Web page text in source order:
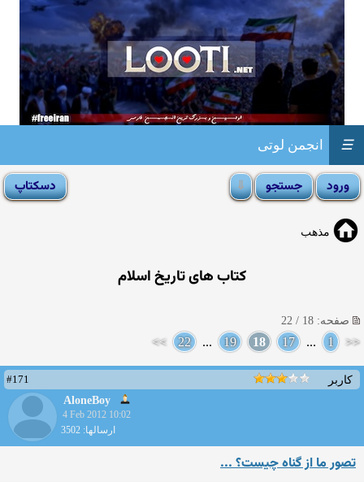
انجمن لوتی ☰
مذهب
کتاب های تاریخ اسلام
صفحه: 18 / 22
<<
1
...
17
18
19
...
22
>>
کاربر
#171
AloneBoy
4 Feb 2012 10:02
ارسالها: 3502
تصور ما از گناه چیست؟ ...